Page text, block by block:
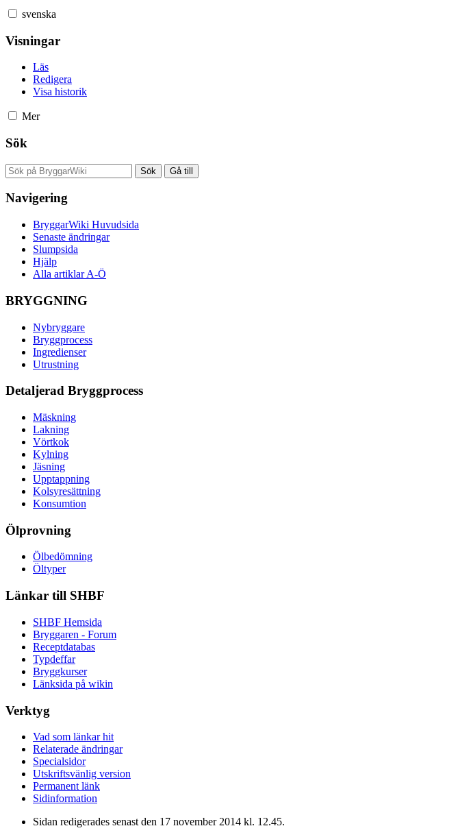
svenska
Visningar
Läs
Redigera
Visa historik
Mer
Sök
Navigering
BryggarWiki Huvudsida
Senaste ändringar
Slumpsida
Hjälp
Alla artiklar A-Ö
BRYGGNING
Nybryggare
Bryggprocess
Ingredienser
Utrustning
Detaljerad Bryggprocess
Mäskning
Lakning
Vörtkok
Kylning
Jäsning
Upptappning
Kolsyresättning
Konsumtion
Ölprovning
Ölbedömning
Öltyper
Länkar till SHBF
SHBF Hemsida
Bryggaren - Forum
Receptdatabas
Typdeffar
Bryggkurser
Länksida på wikin
Verktyg
Vad som länkar hit
Relaterade ändringar
Specialsidor
Utskriftsvänlig version
Permanent länk
Sidinformation
Sidan redigerades senast den 17 november 2014 kl. 12.45.